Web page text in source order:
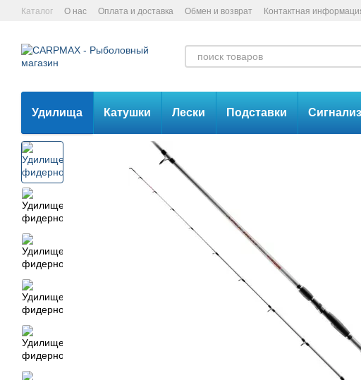
Перейти к основному контенту
Каталог О нас Оплата и доставка Обмен и возврат Контактная
Удилища Катушки Лески Подставки